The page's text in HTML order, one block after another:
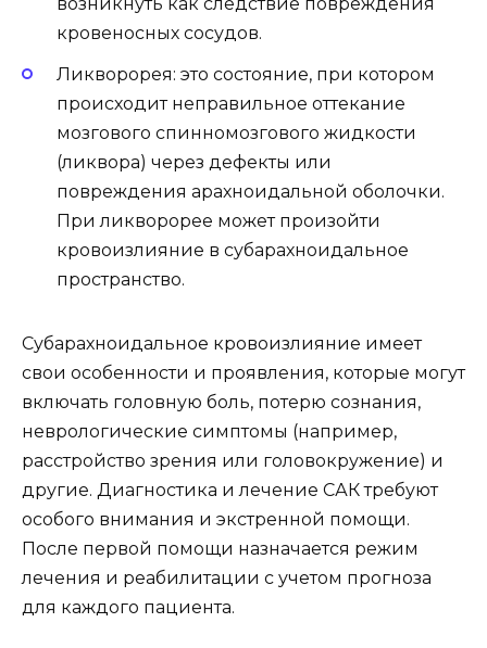
кровеносных сосудов.
Ликворорея: это состояние, при котором
происходит неправильное оттекание
мозгового спинномозгового жидкости
(ликвора) через дефекты или
повреждения арахноидальной оболочки.
При ликворорее может произойти
кровоизлияние в субарахноидальное
пространство.
Субарахноидальное кровоизлияние имеет
свои особенности и проявления, которые могут
включать головную боль, потерю сознания,
неврологические симптомы (например,
расстройство зрения или головокружение) и
другие. Диагностика и лечение САК требуют
особого внимания и экстренной помощи.
После первой помощи назначается режим
лечения и реабилитации с учетом прогноза
для каждого пациента.